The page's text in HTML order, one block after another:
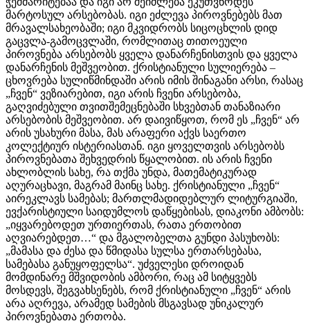
მარტოსულ არსებობას. იგი ეძლევა პიროვნებებს მათ
მრავალსახეობაში; იგი მკვიდრობს სიცოცხლის დიდ
გაცვლა-გამოცვლაში, რომლითაც თითოეული
პიროვნება არსებობს ყველა დანარჩენისთვის და ყველა
დანარჩენის მეშვეობით. ქრისტიანული სულიერება –
ცხოვრება სულიწმინდაში არის იმის შინაგანი არსი, რასაც
„ჩვენ“ ვეზიარებით, იგი არის ჩვენი არსებობა,
გაღვიძებული თვითშემეცნებაში სხვებთან თანაზიარი
არსებობის მეშვეობით. არ დაივიწყოთ, რომ ეს „ჩვენ“ არ
არის უსახური მასა, მას არაფერი აქვს საერთო
კოლექტიურ ისტერიასთან. იგი ყოველთვის არსებობს
პიროვნებათა შეხვედრის წყალობით. ის არის ჩვენი
ახლობლის სახე, რა თქმა უნდა, მათემატიკურად
აღურაცხავი, მაგრამ მაინც სახე. ქრისტიანული „ჩვენ“
აირეკლავს სამებას; მართლმადიდებლურ ლიტურგიაში,
ევქარისტიული საიდუმლოს დაწყებისას, დიაკონი ამბობს:
„იყვარებოდეთ ურთიერთას, რათა ერთობით
აღვიარებდეთ…“ და მგალობელთა გუნდი პასუხობს:
„მამასა და ძესა და წმიდასა სულსა ერთარსებასა,
სამებასა განუყოფელსა“. უძველესი დროიდან
მომდინარე მშვიდობის ამბორი, რაც ამ სიტყვებს
მოსდევს, შეგვახსენებს, რომ ქრისტიანული „ჩვენ“ არის
არა აღრევა, არამედ სამების მსგავსად უნიკალურ
პიროვნებათა ერთობა.